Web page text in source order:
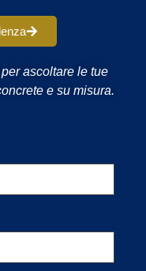
ascoltare le tue
e su misura.